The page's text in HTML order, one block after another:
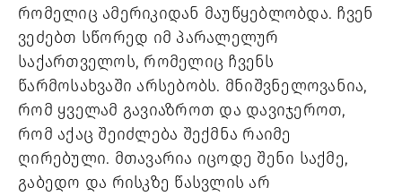
რომელიც ამერიკიდან მაუწყებლობდა. ჩვენ
ვეძებთ სწორედ იმ პარალელურ
საქართველოს, რომელიც ჩვენს
წარმოსახვაში არსებობს. მნიშვნელოვანია,
რომ ყველამ გავიაზროთ და დავიჯეროთ,
რომ აქაც შეიძლება შექმნა რაიმე
ღირებული. მთავარია იცოდე შენი საქმე,
გაბედო და რისკზე წასვლის არ